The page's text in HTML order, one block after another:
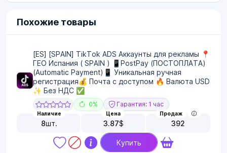
Похожие товары
[ES] [SPAIN] TikTok ADS Аккаунты для рекламы 📍
ГЕО Испания ( SPAIN ) 📱PostPay (ПОСТОПЛАТА)
(Automatic Payment)📱 Уникальная ручная
регистрация💰 Почта с доступом 🔥 Валюта USD
✨ Без НДС ✅
0% Гарантия: 1 час
Наличие
8шт.
Цена
3.87$
Продаж
392
Купить